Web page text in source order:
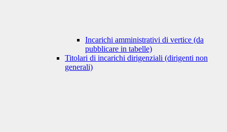
Incarichi amministrativi di vertice (da
pubblicare in tabelle)
Titolari di incarichi dirigenziali (dirigenti non
generali)